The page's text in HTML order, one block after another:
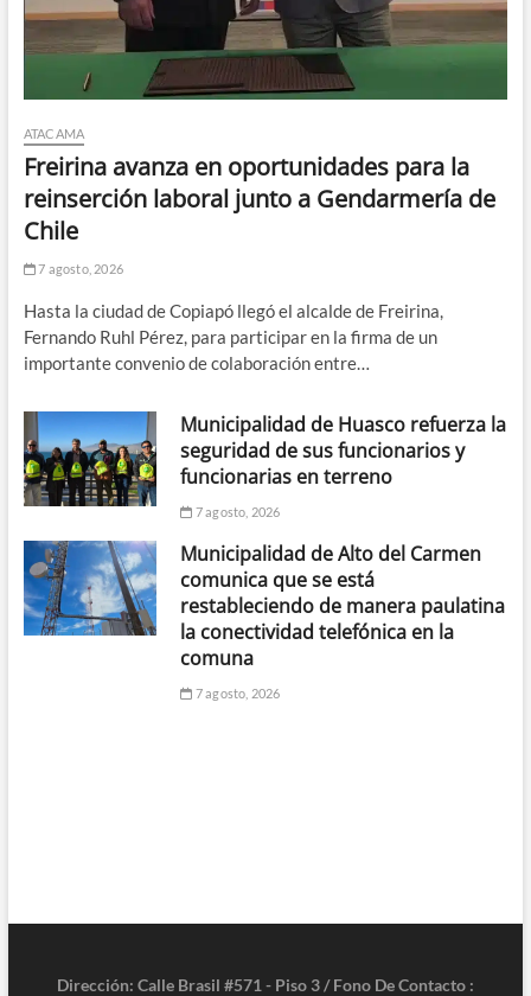
ATACAMA
Freirina avanza en oportunidades para la
reinserción laboral junto a Gendarmería de
Chile
7 agosto, 2026
Hasta la ciudad de Copiapó llegó el alcalde de Freirina,
Fernando Ruhl Pérez, para participar en la firma de un
importante convenio de colaboración entre…
Municipalidad de Huasco refuerza la
seguridad de sus funcionarios y
funcionarias en terreno
7 agosto, 2026
Municipalidad de Alto del Carmen
comunica que se está
restableciendo de manera paulatina
la conectividad telefónica en la
comuna
7 agosto, 2026
Dirección: Calle Brasil #571 - Piso 3 / Fono De Contacto :